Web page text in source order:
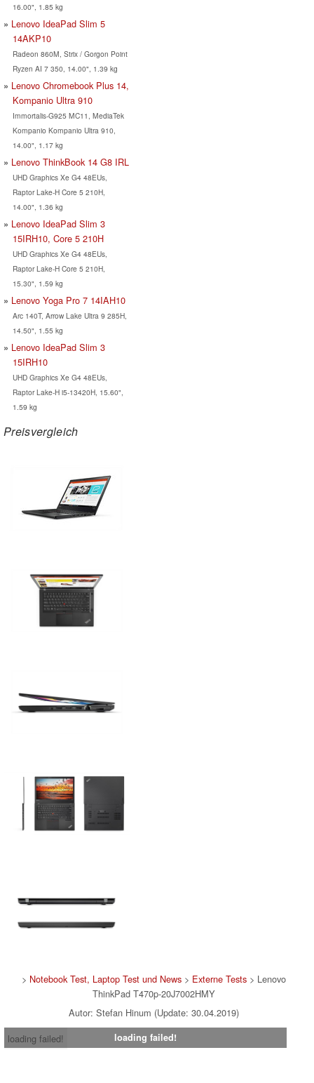
16.00", 1.85 kg
Lenovo IdeaPad Slim 5
14AKP10
Radeon 860M, Strix / Gorgon Point
Ryzen AI 7 350, 14.00", 1.39 kg
Lenovo Chromebook Plus 14,
Kompanio Ultra 910
Immortalis-G925 MC11, MediaTek
Kompanio Kompanio Ultra 910,
14.00", 1.17 kg
Lenovo ThinkBook 14 G8 IRL
UHD Graphics Xe G4 48EUs,
Raptor Lake-H Core 5 210H,
14.00", 1.36 kg
Lenovo IdeaPad Slim 3
15IRH10, Core 5 210H
UHD Graphics Xe G4 48EUs,
Raptor Lake-H Core 5 210H,
15.30", 1.59 kg
Lenovo Yoga Pro 7 14IAH10
Arc 140T, Arrow Lake Ultra 9 285H,
14.50", 1.55 kg
Lenovo IdeaPad Slim 3
15IRH10
UHD Graphics Xe G4 48EUs,
Raptor Lake-H i5-13420H, 15.60",
1.59 kg
Preisvergleich
> Notebook Test, Laptop Test und News> Externe Tests> Lenovo
ThinkPad T470p-20J7002HMY
Autor: Stefan Hinum (Update: 30.04.2019)
loading failed!
loading failed!